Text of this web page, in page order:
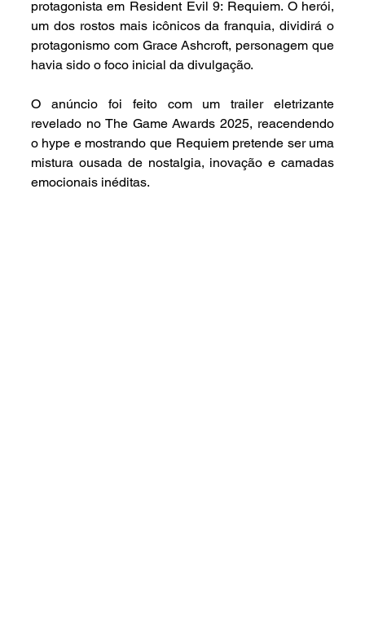
protagonista em Resident Evil 9: Requiem. O herói,
um dos rostos mais icônicos da franquia, dividirá o
protagonismo com Grace Ashcroft, personagem que
havia sido o foco inicial da divulgação.
O anúncio foi feito com um trailer eletrizante
revelado no The Game Awards 2025, reacendendo
o hype e mostrando que Requiem pretende ser uma
mistura ousada de nostalgia, inovação e camadas
emocionais inéditas.